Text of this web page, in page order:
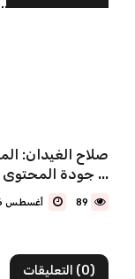
صلاح الغيدان:
جودة المحتوى ...
89
(0) التعليقات